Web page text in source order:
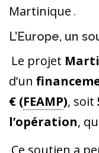
Martinique .
L’Europe, un
Le projet
d’un
€ (FEAMP), soit
l’opération,
Ce soutien a